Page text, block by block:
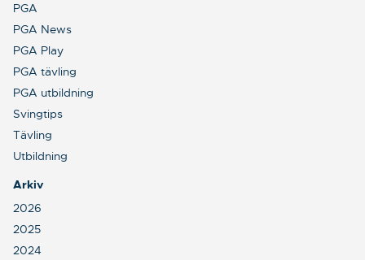
PGA
PGA News
PGA Play
PGA tävling
PGA utbildning
Svingtips
Tävling
Utbildning
Arkiv
2026
2025
2024